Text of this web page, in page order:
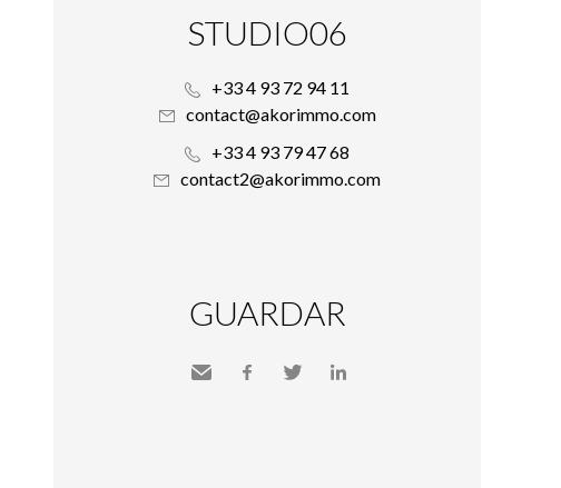
STUDIO06
+33 4 93 72 94 11
contact@akorimmo.com
+33 4 93 79 47 68
contact2@akorimmo.com
GUARDAR